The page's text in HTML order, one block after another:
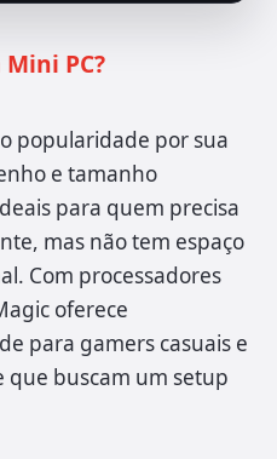
PC?
popularidade por sua
e tamanho
para quem precisa
mas não tem espaço
Com processadores
oferece
para gamers casuais e
que buscam um setup